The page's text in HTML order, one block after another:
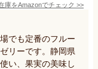
庫をAmazonでチェック >>
でも定番のフルー
リーです。静岡県
い、果実の美味し